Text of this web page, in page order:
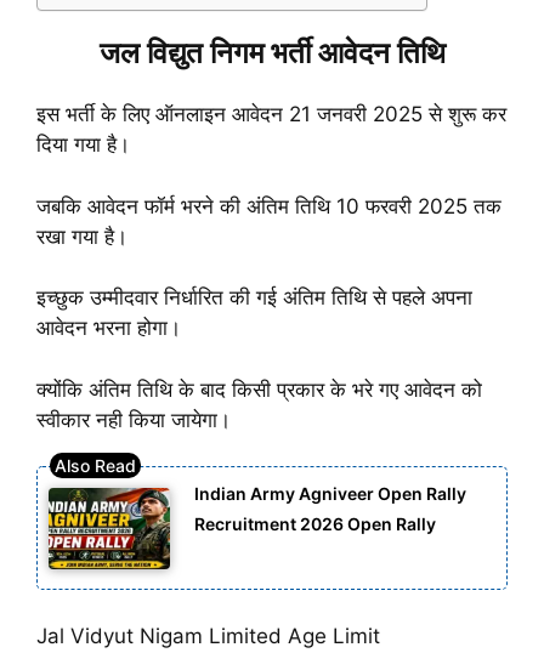
जल विद्युत निगम भर्ती आवेदन तिथि
इस भर्ती के लिए ऑनलाइन आवेदन 21 जनवरी 2025 से शुरू कर
दिया गया है।
जबकि आवेदन फॉर्म भरने की अंतिम तिथि 10 फरवरी 2025 तक
रखा गया है।
इच्छुक उम्मीदवार निर्धारित की गई अंतिम तिथि से पहले अपना
आवेदन भरना होगा।
क्योंकि अंतिम तिथि के बाद किसी प्रकार के भरे गए आवेदन को
स्वीकार नही किया जायेगा।
Indian Army Agniveer Open Rally
Recruitment 2026 Open Rally
Jal Vidyut Nigam Limited Age Limit